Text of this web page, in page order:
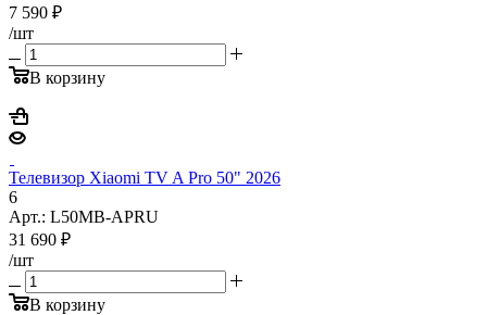
7 590 ₽
/шт
В корзину
Телевизор Xiaomi TV A Pro 50" 2026
6
Арт.: L50MB-APRU
31 690 ₽
/шт
В корзину